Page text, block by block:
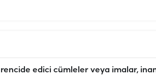
edici cümleler veya imalar,